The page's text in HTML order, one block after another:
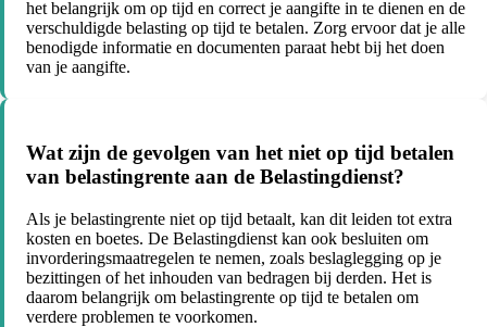
het belangrijk om op tijd en correct je aangifte in te dienen en de
verschuldigde belasting op tijd te betalen. Zorg ervoor dat je alle
benodigde informatie en documenten paraat hebt bij het doen
van je aangifte.
Wat zijn de gevolgen van het niet op tijd betalen
van belastingrente aan de Belastingdienst?
Als je belastingrente niet op tijd betaalt, kan dit leiden tot extra
kosten en boetes. De Belastingdienst kan ook besluiten om
invorderingsmaatregelen te nemen, zoals beslaglegging op je
bezittingen of het inhouden van bedragen bij derden. Het is
daarom belangrijk om belastingrente op tijd te betalen om
verdere problemen te voorkomen.